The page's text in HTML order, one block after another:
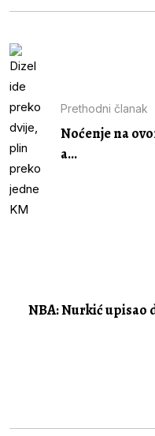
Prethodni članak
Noćenje na
a...
NBA: Nurkić upisao